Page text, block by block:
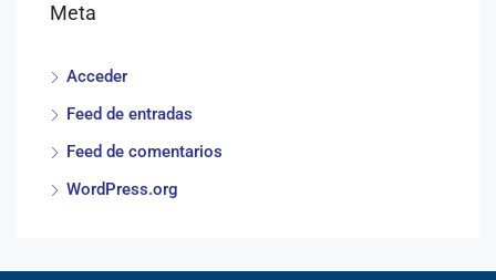
Meta
Acceder
Feed de entradas
Feed de comentarios
WordPress.org